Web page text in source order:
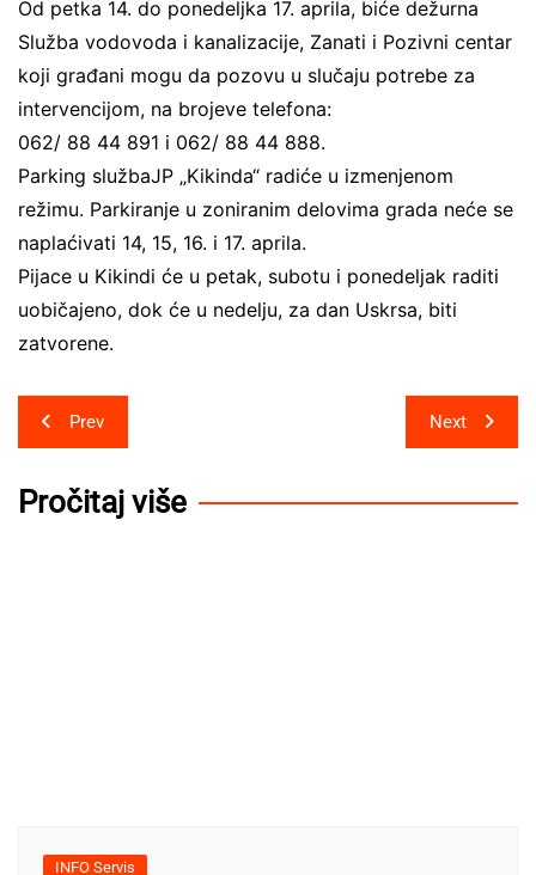
Od petka 14. do ponedeljka 17. aprila, biće dežurna
Služba vodovoda i kanalizacije, Zanati i Pozivni centar
koji građani mogu da pozovu u slučaju potrebe za
intervencijom, na brojeve telefona:
062/ 88 44 891 i 062/ 88 44 888.
Parking službaJP „Kikinda“ radiće u izmenjenom
režimu. Parkiranje u zoniranim delovima grada neće se
naplaćivati 14, 15, 16. i 17. aprila.
Pijace u Kikindi će u petak, subotu i ponedeljak raditi
uobičajeno, dok će u nedelju, za dan Uskrsa, biti
zatvorene.
Post
navigation
Prev Next
Pročitaj više
INFO Servis